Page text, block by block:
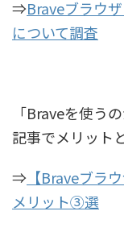
⇒Braveブラウ
について調査
「Braveを使う
記事でメリット
⇒ 【Braveブラ
メリット③選